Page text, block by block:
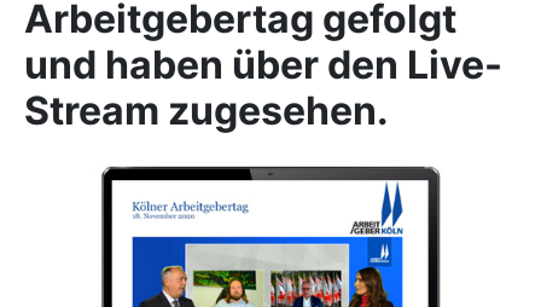
Arbeitgebertag gefolgt
und haben über den Live-
Stream zugesehen.